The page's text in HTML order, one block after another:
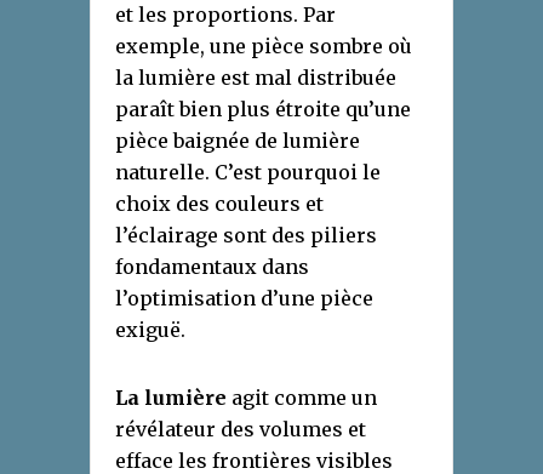
et les proportions. Par
exemple, une pièce sombre où
la lumière est mal distribuée
paraît bien plus étroite qu’une
pièce baignée de lumière
naturelle. C’est pourquoi le
choix des couleurs et
l’éclairage sont des piliers
fondamentaux dans
l’optimisation d’une pièce
exiguë.
La lumière agit comme un
révélateur des volumes et
efface les frontières visibles